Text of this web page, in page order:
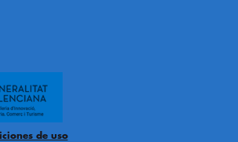
de uso